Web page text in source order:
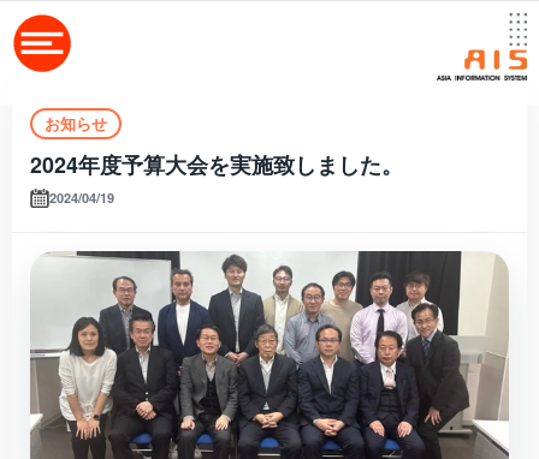
お知らせ
2024年度予算大会を実施致しました。
2024/04/19